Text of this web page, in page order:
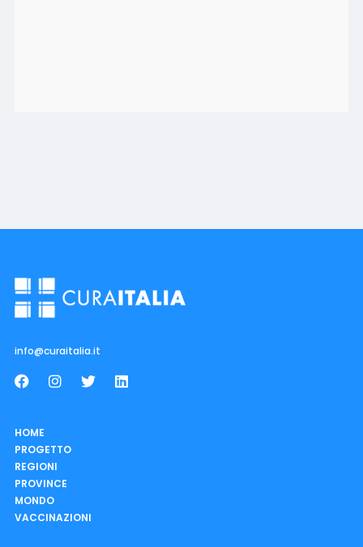
info@curaitalia.it
HOME
PROGETTO
REGIONI
PROVINCE
MONDO
VACCINAZIONI